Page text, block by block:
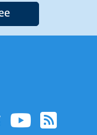
van
pagina
de de
naar de
Ga naar
Ga